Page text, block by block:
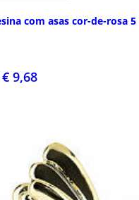
com asas cor-de-rosa 5
€ 9,68